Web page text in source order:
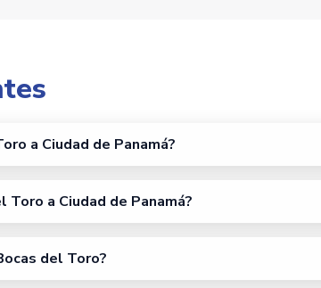
a Ciudad de Panamá?
a Ciudad de Panamá?
del Toro?